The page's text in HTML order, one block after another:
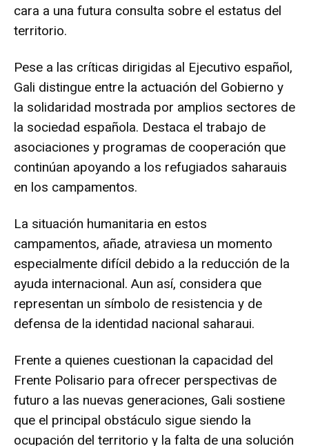
cara a una futura consulta sobre el estatus del
territorio.
Pese a las críticas dirigidas al Ejecutivo español,
Gali distingue entre la actuación del Gobierno y
la solidaridad mostrada por amplios sectores de
la sociedad española. Destaca el trabajo de
asociaciones y programas de cooperación que
continúan apoyando a los refugiados saharauis
en los campamentos.
La situación humanitaria en estos
campamentos, añade, atraviesa un momento
especialmente difícil debido a la reducción de la
ayuda internacional. Aun así, considera que
representan un símbolo de resistencia y de
defensa de la identidad nacional saharaui.
Frente a quienes cuestionan la capacidad del
Frente Polisario para ofrecer perspectivas de
futuro a las nuevas generaciones, Gali sostiene
que el principal obstáculo sigue siendo la
ocupación del territorio y la falta de una solución